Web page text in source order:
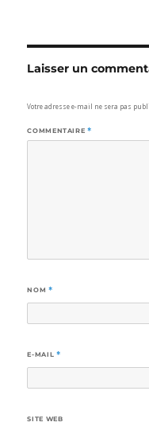
Laisser un
Votre adresse e-mail ne sera pas
COMMENTAIRE *
NOM *
E-MAIL *
SITE WEB